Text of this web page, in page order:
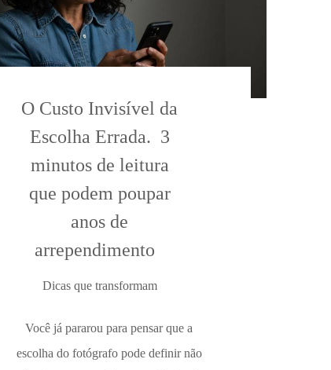
O Custo Invisível da
Escolha Errada. 3
minutos de leitura
que podem poupar
anos de
arrependimento
Dicas que transformam
Você já pararou para pensar que a
escolha do fotógrafo pode definir não